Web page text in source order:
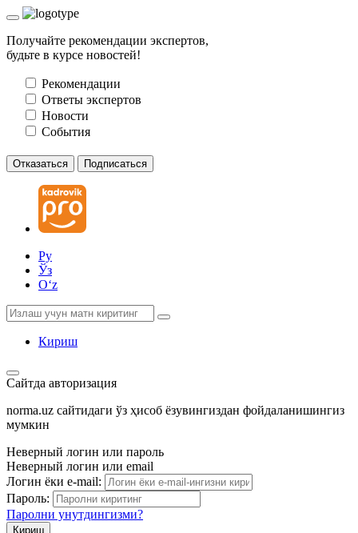
Получайте рекомендации экспертов,
будьте в курсе новостей!
Рекомендации
Ответы экспертов
Новости
События
Отказаться Подписаться
Ру
Ўз
Oʻz
Кириш
Сайтда авторизация
norma.uz сайтидаги ўз ҳисоб ёзувингиздан фойдаланишингиз
мумкин
Неверный логин или пароль
Неверный логин или email
Логин ёки e-mail:
Пароль:
Паролни унутдингизми?